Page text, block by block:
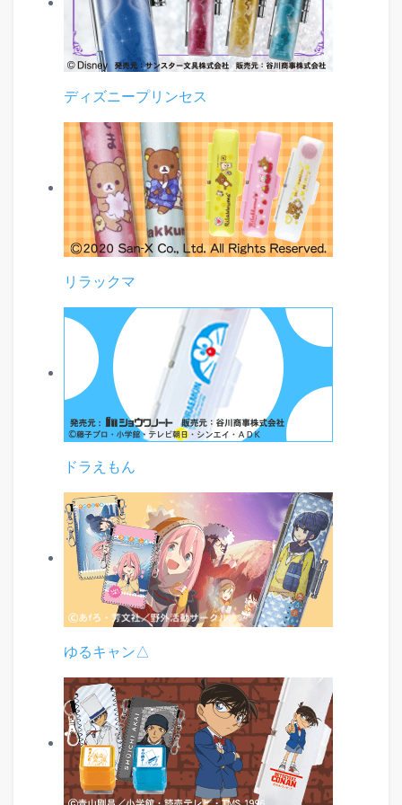
ディズニープリンセス
リラックマ
ドラえもん
ゆるキャン△